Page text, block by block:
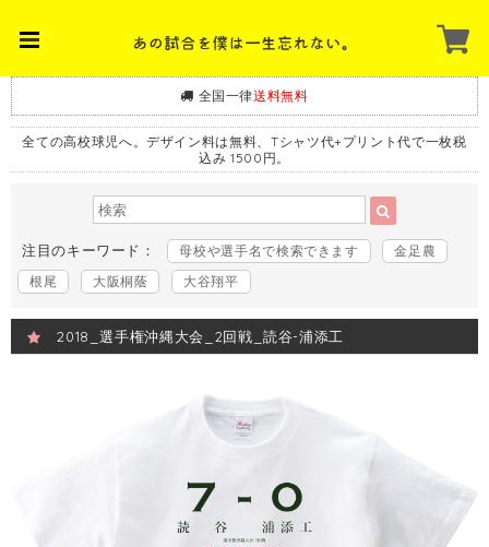
全国一律送料無料
全ての高校球児へ。デザイン料は無料、Tシャツ代+プリント代で一枚税
込み 1500円。
注目のキーワード： 母校や選手名で検索できます
金足農
根尾
大阪桐蔭 大谷翔平
2018_選手権沖縄大会_2回戦_読谷-浦添工